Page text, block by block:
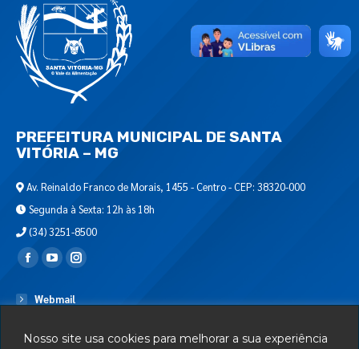
Nosso site usa cookies para melhorar a sua experiência
PREFEITURA MUNICIPAL DE SANTA
VITÓRIA – MG
Av. Reinaldo Franco de Morais, 1455 - Centro - CEP: 38320-000
Segunda à Sexta: 12h às 18h
(34) 3251-8500
Encontre-nos em:
Webmail